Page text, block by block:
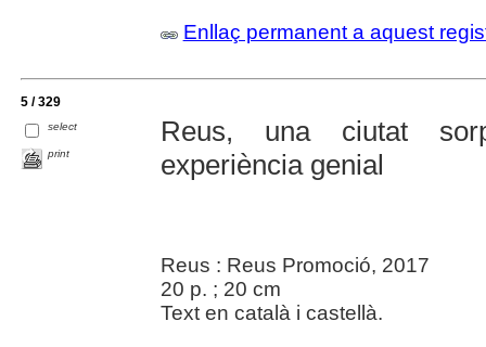
Enllaç permanent a aquest
5 / 329
select
print
Reus, una ciutat
experiència genial
Reus : Reus Promoció, 2017
20 p. ; 20 cm
Text en català i castellà.